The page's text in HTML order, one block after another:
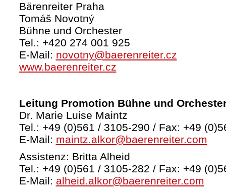
Bärenreiter Praha
Tomáš Novotný
Bühne und Orchester
Tel.: +420 274 001 925
E-Mail: novotny@baerenreiter.cz
www.baerenreiter.cz
Leitung Promotion Bühne und
Dr. Marie Luise Maintz
Tel.: +49 (0)561 / 3105-290 / Fax: +49
E-Mail: maintz.alkor@baerenreiter.com
Assistenz: Britta Alheid
Tel.: +49 (0)561 / 3105-282 / Fax: +49
E-Mail: alheid.alkor@baerenreiter.com